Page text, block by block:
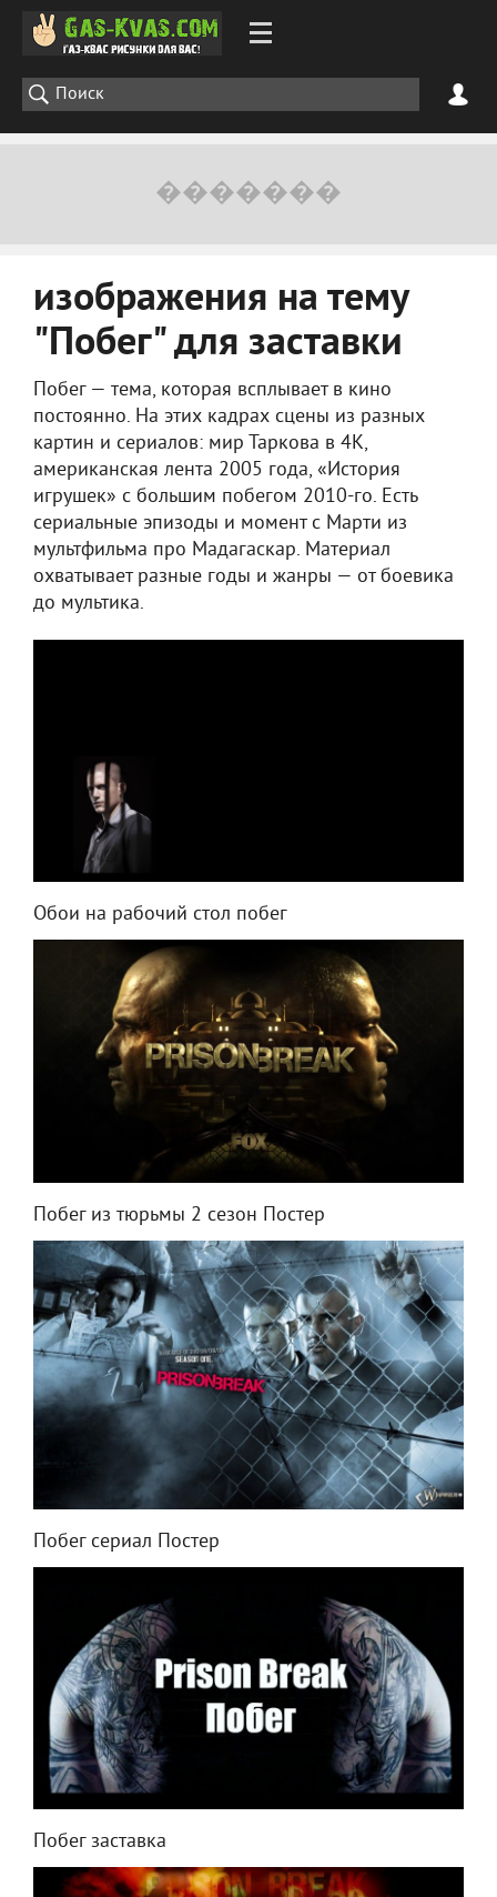
изображения на тему
"Побег" для заставки
Побег — тема, которая всплывает в кино
постоянно. На этих кадрах сцены из разных
картин и сериалов: мир Таркова в 4К,
американская лента 2005 года, «История
игрушек» с большим побегом 2010-го. Есть
сериальные эпизоды и момент с Марти из
мультфильма про Мадагаскар. Материал
охватывает разные годы и жанры — от боевика
до мультика.
Обои на рабочий стол побег
Побег из тюрьмы 2 сезон Постер
Побег сериал Постер
Побег заставка